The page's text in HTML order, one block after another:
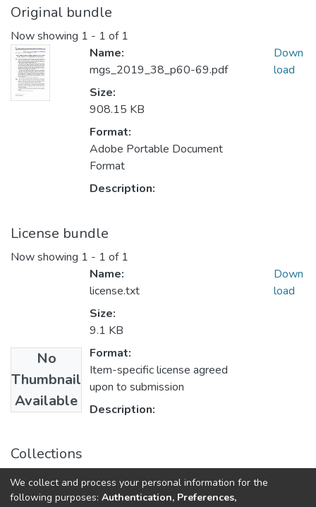
Original bundle
Now showing 1 - 1 of 1
Name:
mgs_2019_38_p60-69.pdf
Size:
908.15 KB
Format:
Adobe Portable Document
Format
Description:
Down
load
License bundle
Now showing 1 - 1 of 1
No
Thumbnail
Available
Name:
license.txt
Size:
9.1 KB
Format:
Item-specific license agreed
upon to submission
Description:
Down
load
Collections
Механіка гіроскопічних систем: науково-технічний
збірник, Вип. 38
We collect and process your personal information for the
following purposes: Authentication, Preferences,